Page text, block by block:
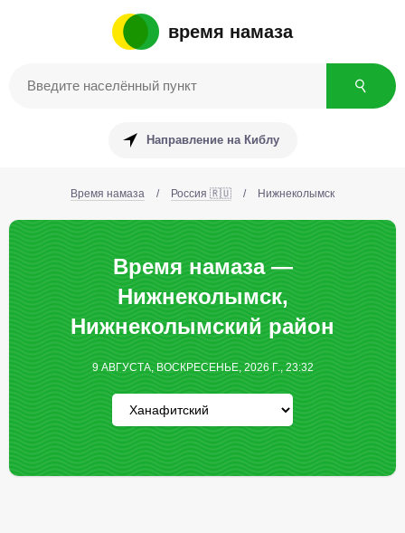
время намаза
Направление на Киблу
Время намаза / Россия 🇷🇺 / Нижнеколымск
Время намаза —
Нижнеколымск,
Нижнеколымский район
9 АВГУСТА, ВОСКРЕСЕНЬЕ, 2026 Г., 23:32